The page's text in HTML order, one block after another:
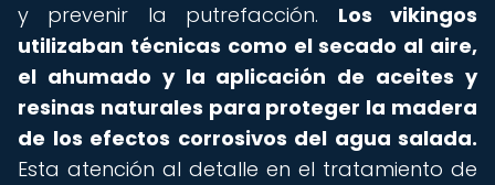
y prevenir la putrefacción. Los vikingos
utilizaban técnicas como el secado al aire,
el ahumado y la aplicación de aceites y
resinas naturales para proteger la madera
de los efectos corrosivos del agua salada.
Esta atención al detalle en el tratamiento de